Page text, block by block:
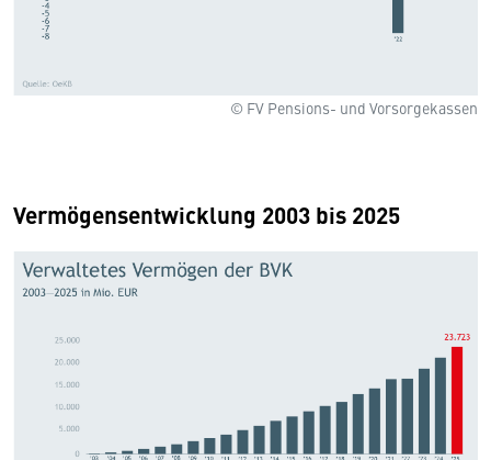
© FV Pensions- und Vorsorgekassen
Vermögensentwicklung 2003 bis 2025